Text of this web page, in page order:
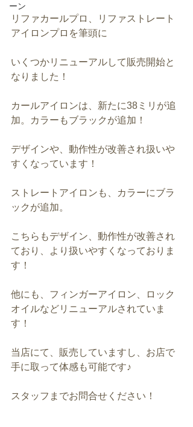
ーン
リファカールプロ、リファストレート
アイロンプロを筆頭に
いくつかリニューアルして販売開始と
なりました！
カールアイロンは、新たに38ミリが追
加。カラーもブラックが追加！
デザインや、動作性が改善され扱いや
すくなっています！
ストレートアイロンも、カラーにブラ
ックが追加。
こちらもデザイン、動作性が改善され
ており、より扱いやすくなっておりま
す！
他にも、フィンガーアイロン、ロック
オイルなどリニューアルされていま
す！
当店にて、販売していますし、お店で
手に取って体感も可能です♪
スタッフまでお問合せください！